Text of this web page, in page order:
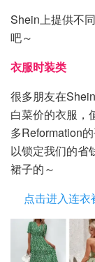
Shein上提供不
吧～
衣服时装类
很多朋友在
白菜价的衣服，
多Reformation
以锁定我们的省
裙子的～
点击进入连衣